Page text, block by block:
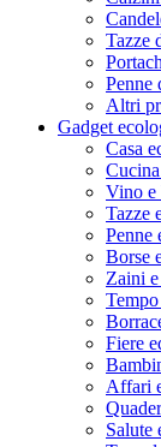
Tazze
Penne
Altri
Gadget
Casa
Vino e
Tazze
Penne
Borse
Zaini
Fiere
Affari
Salute